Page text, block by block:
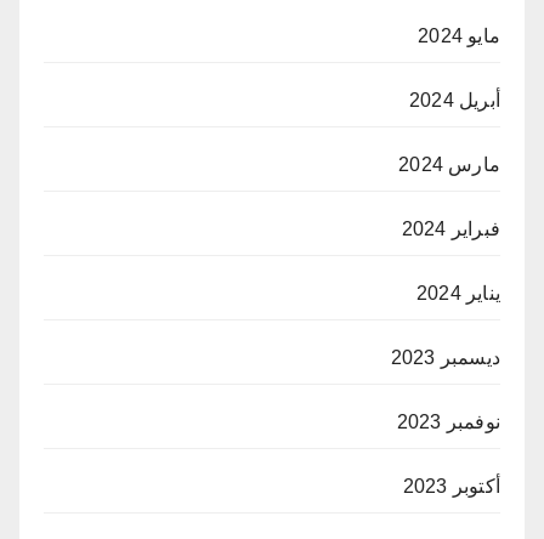
مايو 2024
أبريل 2024
مارس 2024
فبراير 2024
يناير 2024
ديسمبر 2023
نوفمبر 2023
أكتوبر 2023